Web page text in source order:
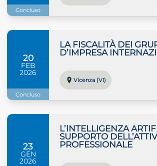
Concluso
20
FEB
2026
Concluso
LA FISCALITÀ DEI
D’IMPRESA
Vicenza (VI)
23
GEN
2026
L’INTELLIGENZA
SUPPORTO
PROFESSIONALE